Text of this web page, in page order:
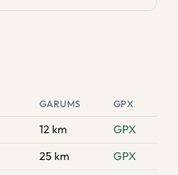
GARUMS GPX
12 km
GPX
25 km
GPX